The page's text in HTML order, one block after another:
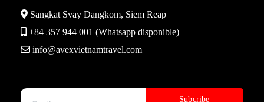
Sangkat Svay Dangkom, Siem Reap
+84 357 944 001 (Whatsapp disponible)
info@avexvietnamtravel.com
Please leave this field empty.